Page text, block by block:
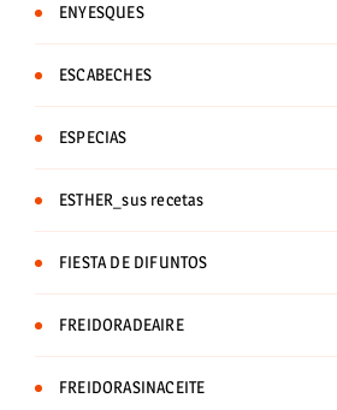
ENYESQUES
ESCABECHES
ESPECIAS
ESTHER_sus recetas
FIESTA DE DIFUNTOS
FREIDORADEAIRE
FREIDORASINACEITE